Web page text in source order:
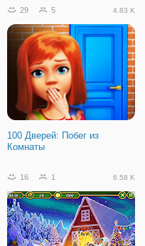
29 5 4.83 K
100 Дверей: Побег из
Комнаты
16 1 6.58 K